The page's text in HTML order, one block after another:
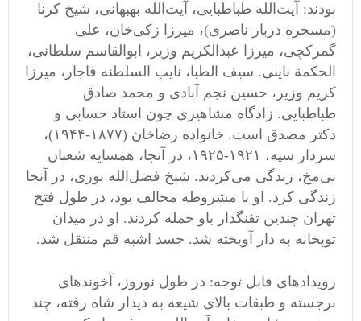
بودند: آیت‌الله طباطبایی، آیت‌الله بهبهانی، شیخ کرنا
(مسخره دربار ناصری)، میرزا زکی‌خان، علی
گمرکچی، میرزا عبدالکریم وزیر، ابوالقاسم سلطانی،
‌الحکمة ناینی. سیف الطبا، نایب السلطنه قاجار، میرزا
کریم وزیر، حسین نجم آبادی و محمد صادق
طباطبایی. زادگاه مشاهیری چون استاد حسابی و
دکتر مصدق است. خانواده رضاخان (۱۸۷۷-۱۹۴۴)،
سردار سپه، ۱۹۲۱-۱۹۲۵، در آنجا، همسایه شعبان
بی‌مخ، زندگی می‌کردند. شیخ فضل‌الله نوری، در آنجا
زندگی ‌کرد. او با مشروطه مخالف بود، در طول فتح
تهران چندین تفنگدار باو حمله کردند. او در میدان
توپخانه به دار آویخته شد. جسد اشبه قم منتقل شد.
رویدادهای قابل توجه: در طول نوروز، آخوندهای
برجسته و طبقات بالای شیعه به دیدار شاه ‌رفته، چند